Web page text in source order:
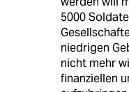
5000
niedrigen
nicht mehr
finanziellen